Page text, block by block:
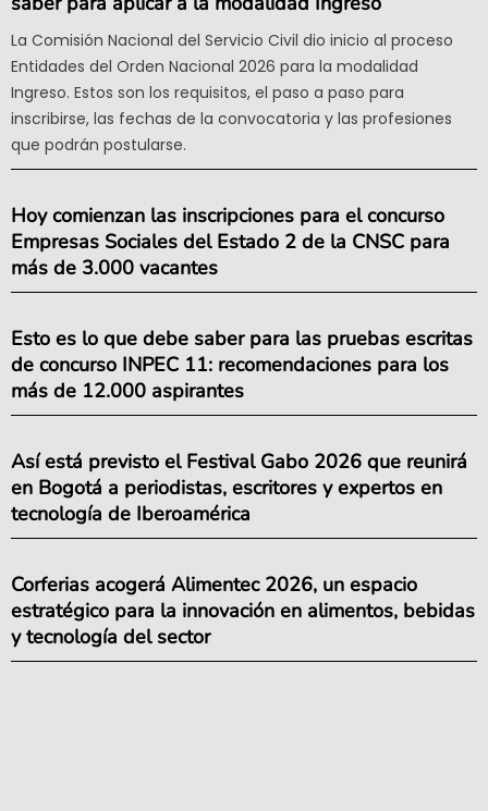
La Comisión Nacional del Servicio Civil dio inicio al proceso
Entidades del Orden Nacional 2026 para la modalidad
Ingreso. Estos son los requisitos, el paso a paso para
inscribirse, las fechas de la convocatoria y las profesiones
que podrán postularse.
Hoy comienzan las inscripciones para el concurso
Empresas Sociales del Estado 2 de la CNSC para
más de 3.000 vacantes
Esto es lo que debe saber para las pruebas escritas
de concurso INPEC 11: recomendaciones para los
más de 12.000 aspirantes
Así está previsto el Festival Gabo 2026 que reunirá
en Bogotá a periodistas, escritores y expertos en
tecnología de Iberoamérica
Corferias acogerá Alimentec 2026, un espacio
estratégico para la innovación en alimentos, bebidas
y tecnología del sector